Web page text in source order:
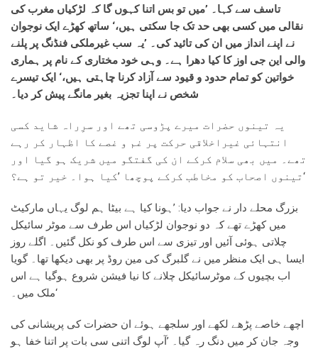
تاسف سے کہا۔ ’میں تو بس اتنا کہوں گا کہ لڑکیاں مغرب کی
نقالی میں کسی بھی حد تک جا سکتی ہیں،‘ ساتھ کھڑے ایک نوجوان
نے اپنے انداز میں ان کی تائید کی۔ ’یہ سب غیرملکی فنڈنگ پر پلنے
والی این جی اوز کا کیا دھرا ہے۔ وہی خود مختاری کے نام پر ہماری
خواتین کو تمام حدود و قیود سے آزاد کرنا چاہتی ہیں،‘ ایک تیسرے
شخص نے اپنا تجزیہ بغیر مانگے پیش کر دیا۔
یہ تینوں حضرات میرے پڑوسی تھے اور سرِراہ شاید کسی
انتہائی غیراخلاقی حرکت پر غم و غصے کا اظہار کر رہے
تھے۔ میں بھی سلام کرکے ان کی گفتگو میں شریک ہو گیا اور
تینوں اصحاب کو مخاطب کرکے پوچھا ’کیا ہوا۔ خیر تو ہے؟‘
بزرگ محلے دار نے جواب دیا: ’ہونا کیا ہے بیٹا ہم لوگ یہاں مارکیٹ
میں کھڑے تھے کہ دو نوجوان لڑکیاں اس طرف سے موٹر سائیکل
چلاتی ہوئی آئیں اور تیزی سے اس طرف کو نکل گئیں۔ اگلے روز
ایسا ہی ایک منظر میں نے گلبرگ کی مین روڈ پر بھی دیکھا تھا۔ گویا
اب بچیوں کے موٹرسائیکل چلانے کا نیا فیشن شروع ہوگیا ہے اس
ملک میں۔‘
اچھے خاصے پڑھے لکھے اور سلجھے ہوئے ان حضرات کی پریشانی کی
وجہ جان کر میں دنگ رہ گیا۔ ’آپ لوگ اتنی سی بات پر اتنا خفا ہو